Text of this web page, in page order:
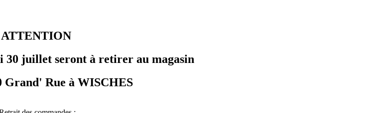
ATTENTION
30 juillet seront à retirer au magasin
Rue à WISCHES